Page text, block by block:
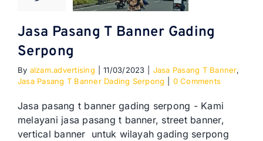
GALERI
KONTAK
BLOG
Jasa Pasang T Banner Gading
Serpong
By alzam.advertising 11/03/2023 Jasa Pasang T Banner,
Jasa Pasang T Banner Dading Serpong
0 Comments
Jasa pasang t banner gading serpong - Kami
melayani jasa pasang t banner, street banner,
vertical banner untuk wilayah gading serpong